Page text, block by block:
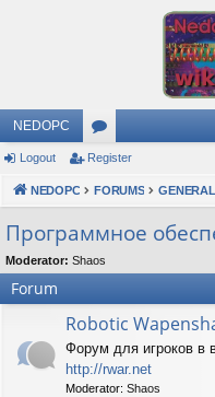
NEDOPC
or
u
s
Logout Register
NEDOPC FORUMS
Программное
Moderator: Shaos
Forum
Robotic
Форум для игроков в
http://rwar.net
Moderator: Shaos